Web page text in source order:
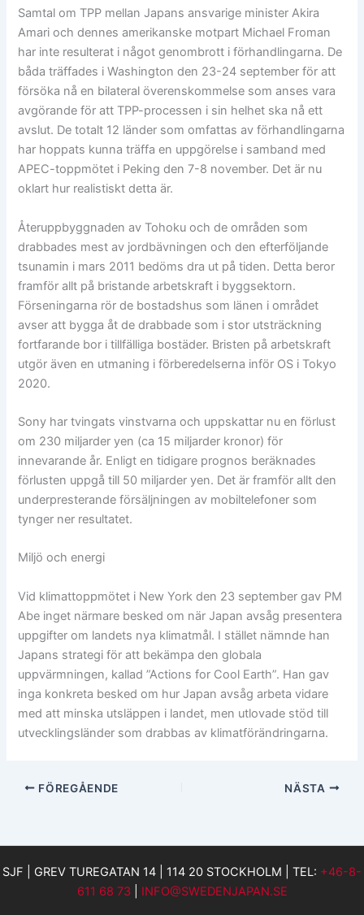
Samtal om TPP mellan Japans ansvarige minister Akira
Amari och dennes amerikanske motpart Michael Froman
har inte resulterat i något genombrott i förhandlingarna. De
båda träffades i Washington den 23-24 september för att
försöka nå en bilateral överenskommelse som anses vara
avgörande för att TPP-processen i sin helhet ska nå ett
avslut. De totalt 12 länder som omfattas av förhandlingarna
har hoppats kunna träffa en uppgörelse i samband med
APEC-toppmötet i Peking den 7-8 november. Det är nu
oklart hur realistiskt detta är.
Återuppbyggnaden av Tohoku och de områden som
drabbades mest av jordbävningen och den efterföljande
tsunamin i mars 2011 bedöms dra ut på tiden. Detta beror
framför allt på bristande arbetskraft i byggsektorn.
Förseningarna rör de bostadshus som länen i området
avser att bygga åt de drabbade som i stor utsträckning
fortfarande bor i tillfälliga bostäder. Bristen på arbetskraft
utgör även en utmaning i förberedelserna inför OS i Tokyo
2020.
Sony har tvingats vinstvarna och uppskattar nu en förlust
om 230 miljarder yen (ca 15 miljarder kronor) för
innevarande år. Enligt en tidigare prognos beräknades
förlusten uppgå till 50 miljarder yen. Det är framför allt den
underpresterande försäljningen av mobiltelefoner som
tynger ner resultatet.
Miljö och energi
Vid klimattoppmötet i New York den 23 september gav PM
Abe inget närmare besked om när Japan avsåg presentera
uppgifter om landets nya klimatmål. I stället nämnde han
Japans strategi för att bekämpa den globala
uppvärmningen, kallad ”Actions for Cool Earth”. Han gav
inga konkreta besked om hur Japan avsåg arbeta vidare
med att minska utsläppen i landet, men utlovade stöd till
utvecklingsländer som drabbas av klimatförändringarna.
FÖREGÅENDE NÄSTA
SJF | GREV TUREGATAN 14 | 114 20 STOCKHOLM | TEL: +46-8-
611 68 73| INFO@SWEDENJAPAN.SE